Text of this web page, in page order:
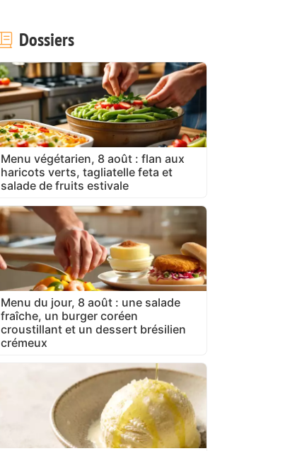
Dossiers
Menu végétarien, 8 août : flan aux
haricots verts, tagliatelle feta et
salade de fruits estivale
Menu du jour, 8 août : une salade
fraîche, un burger coréen
croustillant et un dessert brésilien
crémeux